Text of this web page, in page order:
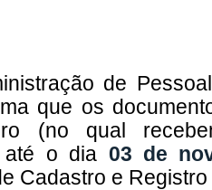
de
que os
(no qual
até o dia 03 de
Cadastro e